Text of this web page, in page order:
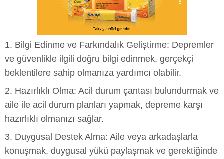
1. Bilgi Edinme ve Farkındalık Geliştirme: Depremler
ve güvenlikle ilgili doğru bilgi edinmek, gerçekçi
beklentilere sahip olmanıza yardımcı olabilir.
2. Hazırlıklı Olma: Acil durum çantası bulundurmak ve
aile ile acil durum planları yapmak, depreme karşı
hazırlıklı olmanızı sağlar.
3. Duygusal Destek Alma: Aile veya arkadaşlarla
konuşmak, duygusal yükü paylaşmak ve gerektiğinde